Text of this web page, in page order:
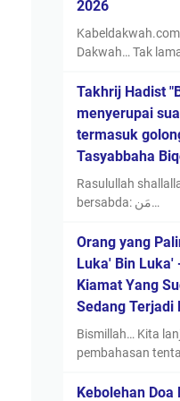
2026
Dakwah… Tak
Takhrij Hadist
menyerupai
termasuk
Tasyabbaha
Rasulullah
bersabda: مَن…
Orang yang
Luka' Bin Luka'
Kiamat Yang
Sedang Terjadi
Bismillah… Kita
pembahasan
Kebolehan